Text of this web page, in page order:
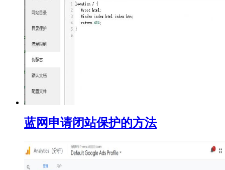
蓝网申请闭站保护的方法